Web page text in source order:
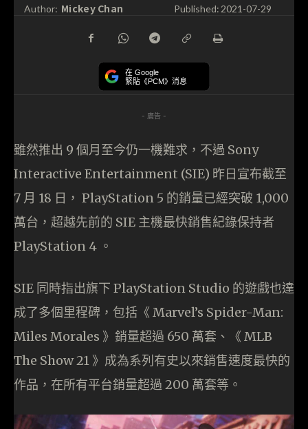
Author: Mickey Chan Published: 2021-07-29
在 Google
緊貼《PCM》消息
- 廣告 -
雖然推出 9 個月至今仍一機難求，不過 Sony
Interactive Entertainment (SIE) 昨日宣布截至
7 月 18 日， PlayStation 5 的銷量已經突破 1,000
萬台，超越先前的 SIE 主機最快銷售紀錄保持者
PlayStation 4 。
SIE 同時指出旗下 PlayStation Studio 的遊戲也達
成了多個里程碑，包括《 Marvel’s Spider-Man:
Miles Morales 》銷量超過 650 萬套、《 MLB
The Show 21 》成為系列有史以來銷售速度最快的
作品，在所有平台銷量超過 200 萬套等。